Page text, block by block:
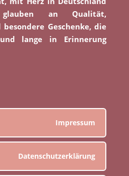
an Qualität,
Geschenke, die
lange in Erinnerung
Impressum
Datenschutzerklärung